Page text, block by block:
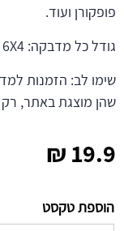
19.9
₪
הוספת טקסט
פופקורן ועוד.
גודל כל מדבקה: 6X4 ס”מ
שימו לב: הזמנות
שהן מוצגת באתר,